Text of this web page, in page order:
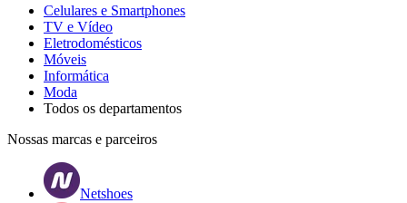
Celulares e Smartphones
TV e Vídeo
Eletrodomésticos
Móveis
Informática
Moda
Todos os departamentos
Nossas marcas e parceiros
Netshoes